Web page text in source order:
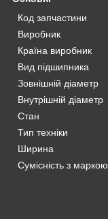
Код запчастини
Виробник
Країна виробник
Вид підшипника
Зовнішній діаметр
Внутрішній діаметр
Стан
Тип техніки
Ширина
Сумісність з маркою